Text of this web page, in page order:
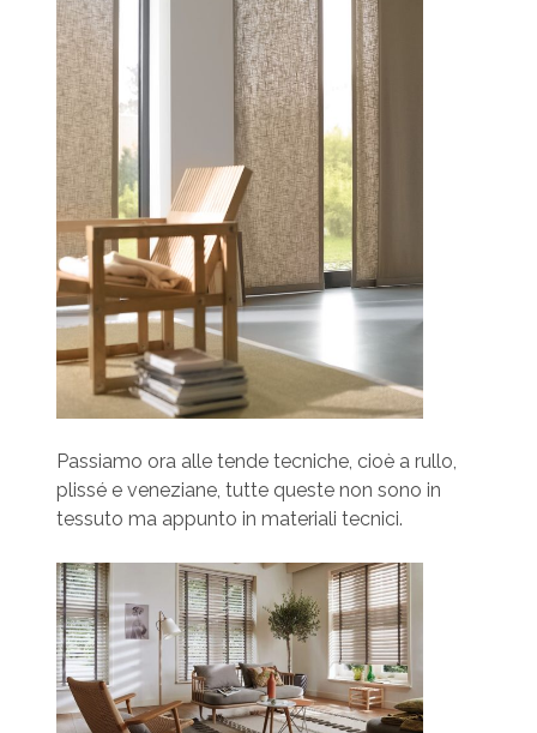
Passiamo ora alle tende tecniche, cioè a rullo,
plissé e veneziane, tutte queste non sono in
tessuto ma appunto in materiali tecnici.